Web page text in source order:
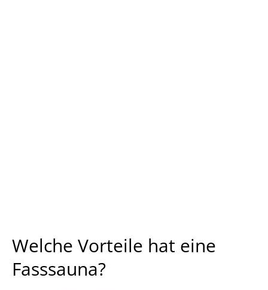
Welche Vorteile hat eine
Fasssauna?